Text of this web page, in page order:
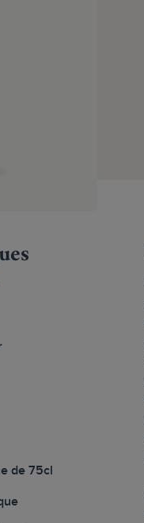
de 75cl